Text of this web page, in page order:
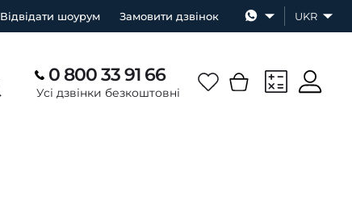
Відвідати шоурум Замовити дзвінок UKR
0 800 33 91 66
Усі дзвінки безкоштовні